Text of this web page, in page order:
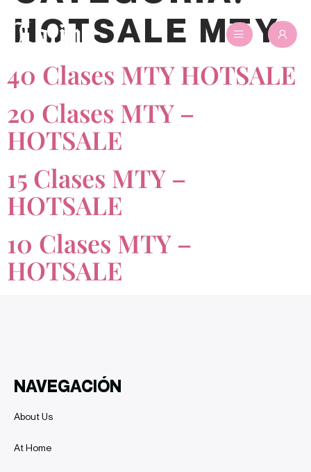
HOTSALE MTY
40 Clases MTY HOTSALE
20 Clases MTY –
HOTSALE
15 Clases MTY –
HOTSALE
10 Clases MTY –
HOTSALE
NAVEGACIÓN
About Us
At Home